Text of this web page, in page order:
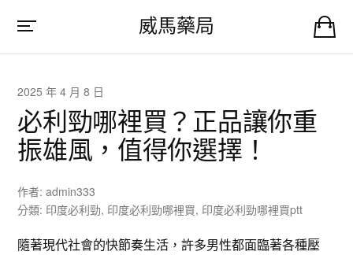
威馬藥局
2025 年 4 月 8 日
必利勁哪裡買？正品讓你重
振雄風，值得你選擇！
作者:admin333
分類: 印度必利勁, 印度必利勁哪裡買, 印度必利勁哪裡買ptt
隨著現代社會的快節奏生活，許多男性都面臨著各種壓